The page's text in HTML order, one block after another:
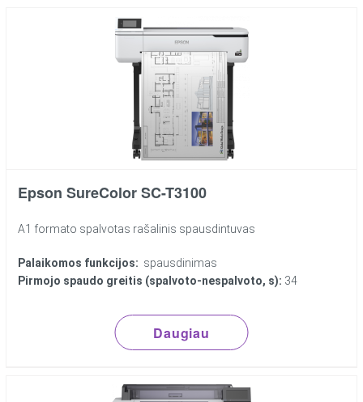
Epson SureColor SC-T3100
A1 formato spalvotas rašalinis spausdintuvas
Palaikomos funkcijos: spausdinimas
Pirmojo spaudo greitis (spalvoto-nespalvoto, s): 34
Daugiau